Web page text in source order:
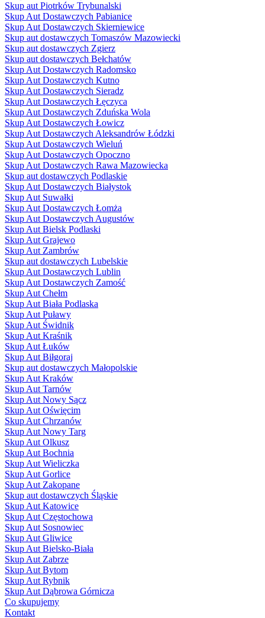
Skup aut Piotrków Trybunalski
Skup Aut Dostawczych Pabianice
Skup Aut Dostawczych Skierniewice
Skup aut dostawczych Tomaszów Mazowiecki
Skup aut dostawczych Zgierz
Skup aut dostawczych Bełchatów
Skup Aut Dostawczych Radomsko
Skup Aut Dostawczych Kutno
Skup Aut Dostawczych Sieradz
Skup Aut Dostawczych Łęczyca
Skup Aut Dostawczych Zduńska Wola
Skup Aut Dostawczych Łowicz
Skup Aut Dostawczych Aleksandrów Łódzki
Skup Aut Dostawczych Wieluń
Skup Aut Dostawczych Opoczno
Skup Aut Dostawczych Rawa Mazowiecka
Skup aut dostawczych Podlaskie
Skup Aut Dostawczych Białystok
Skup Aut Suwałki
Skup Aut Dostawczych Łomża
Skup Aut Dostawczych Augustów
Skup Aut Bielsk Podlaski
Skup Aut Grajewo
Skup Aut Zambrów
Skup aut dostawczych Lubelskie
Skup Aut Dostawczych Lublin
Skup Aut Dostawczych Zamość
Skup Aut Chełm
Skup Aut Biała Podlaska
Skup Aut Puławy
Skup Aut Świdnik
Skup Aut Kraśnik
Skup Aut Łuków
Skup Aut Biłgoraj
Skup aut dostawczych Małopolskie
Skup Aut Kraków
Skup Aut Tarnów
Skup Aut Nowy Sącz
Skup Aut Oświęcim
Skup Aut Chrzanów
Skup Aut Nowy Targ
Skup Aut Olkusz
Skup Aut Bochnia
Skup Aut Wieliczka
Skup Aut Gorlice
Skup Aut Zakopane
Skup aut dostawczych Śląskie
Skup Aut Katowice
Skup Aut Częstochowa
Skup Aut Sosnowiec
Skup Aut Gliwice
Skup Aut Bielsko-Biała
Skup Aut Zabrze
Skup Aut Bytom
Skup Aut Rybnik
Skup Aut Dąbrowa Górnicza
Co skupujemy
Kontakt